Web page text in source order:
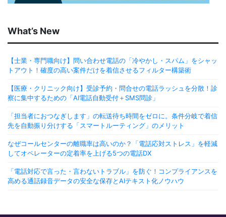
What’s New
【士業・専門職向け】問い合わせ電話の「冷やかし・スパム」をシャッ
トアウト！確度の高い案件だけを着信させるフィルター構築術
【医療・クリニック向け】受診予約・問合せの電話ラッシュを分散！診
察に集中するための「AI電話自動受付＋SMS問診」
「担当者におつなぎします」の転送待ち時間をゼロに。条件分岐で着信
先を自動振り分けする「スマートルーティング」のメリット
なぜコールセンターの離職率は高いのか？「電話応対ストレス」を軽減
してオペレーターの定着率を上げる5つの電話DX
「電話対応で言った・言わないトラブル」を防ぐ！コンプライアンスを
高める通話録音データの安全な保存とAIテキスト化ノウハウ